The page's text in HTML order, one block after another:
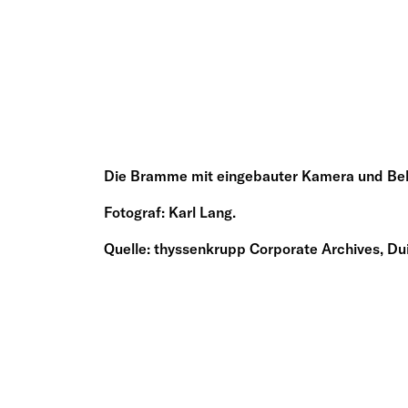
Die Bramme mit eingebauter Kamera und
Fotograf: Karl Lang.
Quelle: thyssenkrupp Corporate Archives,